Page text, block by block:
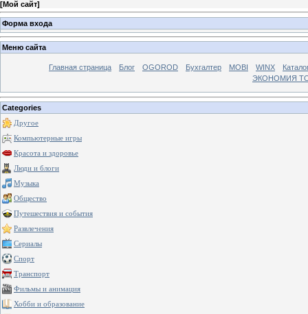
[Мой сайт]
Форма входа
Меню сайта
Главная страница Блог OGOROD Бухгалтер MOBI WINX
ЭКОНОМИЯ
Categories
Другое
Компьютерные игры
Красота и здоровье
Люди и блоги
Музыка
Общество
Путешествия и события
Развлечения
Сериалы
Спорт
Транспорт
Фильмы и анимация
Хобби и образование